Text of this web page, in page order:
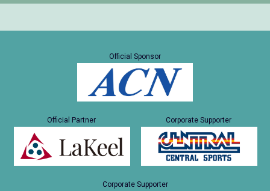
Official Sponsor
Official Partner Corporate Supporter
Corporate Supporter